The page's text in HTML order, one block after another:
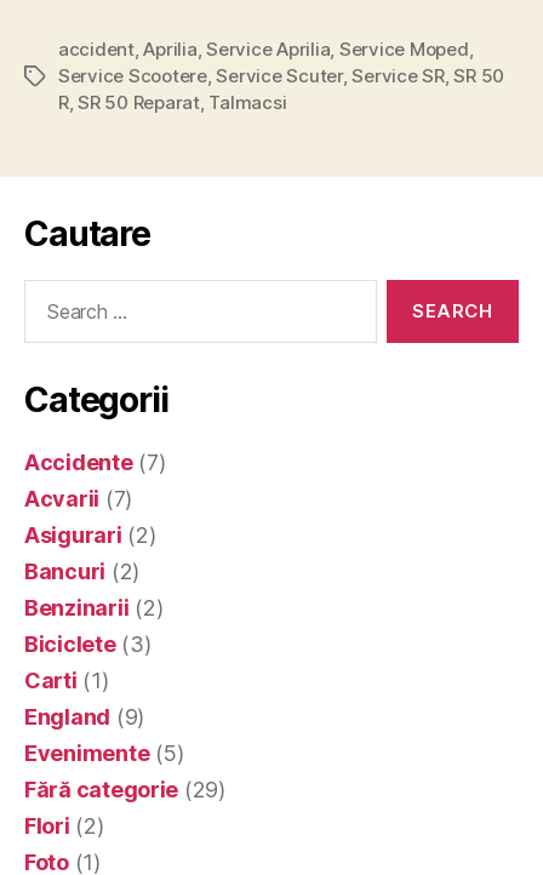
Tags
accident,Aprilia ,Service Aprilia Service Moped
Service Scootere,Service Scuter,Service SR,SR 50
R,SR 50 Reparat, Talmacsi
Cautare
Categorii
Accidente(7)
Acvarii (7)
Asigurari (2)
Bancuri (2)
Benzinarii (2)
Biciclete(3)
Carti (1)
England (9)
Evenimente(5)
Fără categorie (29)
Flori (2)
Foto(1)